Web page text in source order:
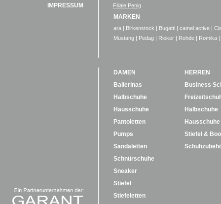
IMPRESSUM
Filiale Penig
MARKEN
ara | Birkenstock | Bugatti | camel active |
Mustang | Pedag | Rieker | Rohde | Romika |
DAMEN
Ballerinas
Halbschuhe
Hausschuhe
Pantoletten
Pumps
Sandaletten
Schnürschuhe
Sneaker
Stiefel
Stiefeletten
HERREN
Business
Halbschuhe
Hausschuhe
Stiefel &